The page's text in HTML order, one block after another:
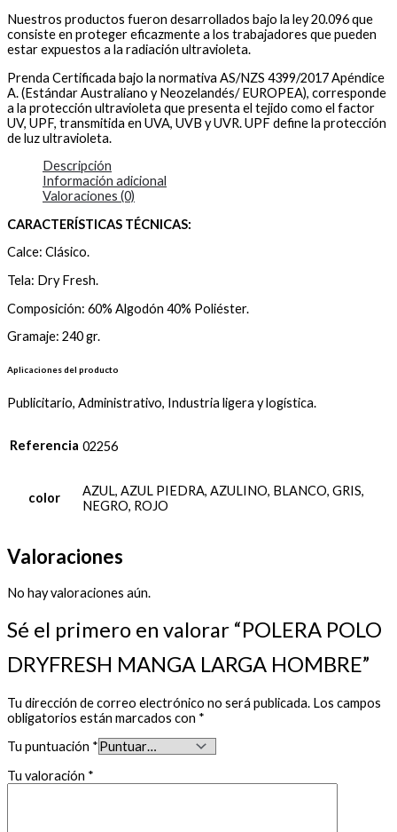
Nuestros productos fueron desarrollados bajo la ley 20.096 que
consiste en proteger eficazmente a los trabajadores que pueden
estar expuestos a la radiación ultravioleta.
Prenda Certificada bajo la normativa AS/NZS 4399/2017 Apéndice
A. (Estándar Australiano y Neozelandés/ EUROPEA), corresponde
a la protección ultravioleta que presenta el tejido como el factor
UV, UPF, transmitida en UVA, UVB y UVR. UPF define la protección
de luz ultravioleta.
Descripción
Información adicional
Valoraciones (0)
CARACTERÍSTICAS TÉCNICAS:
Calce: Clásico.
Tela: Dry Fresh.
Composición: 60% Algodón 40% Poliéster.
Gramaje: 240 gr.
Aplicaciones del producto
Publicitario, Administrativo, Industria ligera y logística.
Referencia 02256
color
AZUL, AZUL PIEDRA, AZULINO, BLANCO, GRIS,
NEGRO, ROJO
Valoraciones
No hay valoraciones aún.
Sé el primero en valorar “POLERA POLO
DRYFRESH MANGA LARGA HOMBRE”
Tu dirección de correo electrónico no será publicada. Los campos
obligatorios están marcados con *
Tu puntuación *
Tu valoración *